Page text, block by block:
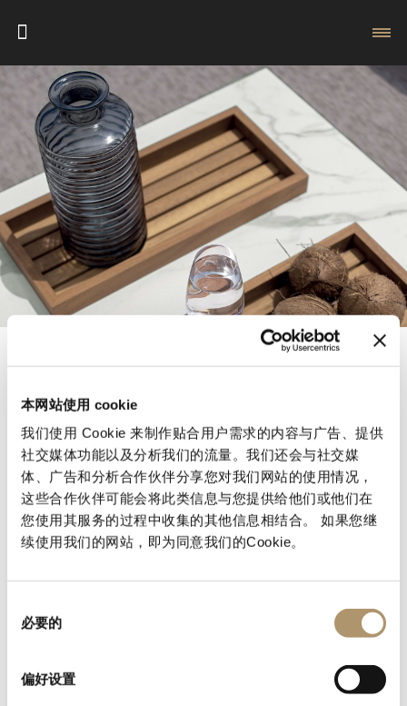
本网站使用 cookie
我们使用 Cookie 来制作贴合用户需求的内容与广告、提供
社交媒体功能以及分析我们的流量。我们还会与社交媒
体、广告和分析合作伙伴分享您对我们网站的使用情况，
这些合作伙伴可能会将此类信息与您提供给他们或他们在
您使用其服务的过程中收集的其他信息相结合。 如果您继
续使用我们的网站，即为同意我们的Cookie。
必要的
偏好设置
小茶几 STADEL
The Stadel coffee table with Iroko base in the natural color
weather resistant finish with HPL 12mm top.
A practical, light and elegant proposal that enhances the
naturalness of the product.